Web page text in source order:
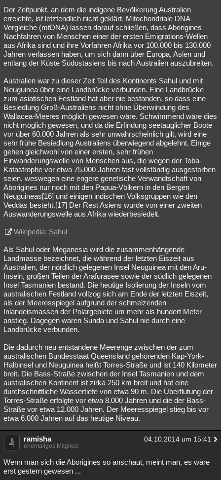
Der Zeitpunkt, an dem die indigene Bevölkerung Australien
erreichte, ist letztendlich nicht geklärt. Mitochondriale DNA-
Vergleiche (mtDNA) lassen darauf schließen, dass Aborigines
Nachfahren von Menschen einer der ersten Emigrations-Wellen
aus Afrika sind und ihre Vorfahren Afrika vor 100.000 bis 130.000
Jahren verlassen haben, um sich dann über Europa, Asien und
entlang der Küste Südostasiens bis nach Australien auszubreiten.
Australien war zu dieser Zeit Teil des Kontinents Sahul und mit
Neuguinea über eine Landbrücke verbunden. Eine Landbrücke
zum asiatischen Festland hat aber nie bestanden, so dass eine
Besiedlung Groß-Australiens nicht ohne Überwindung des
Wallacea-Meeres möglich gewesen wäre. Schwimmend wäre dies
nicht möglich gewesen, und da die Erfindung seetauglicher Boote
vor über 60.000 Jahren als sehr unwahrscheinlich gilt, wird eine
sehr frühe Besiedlung Australiens überwiegend abgelehnt. Einige
gehen gleichwohl von einer ersten, sehr frühen
Einwanderungswelle von Menschen aus, die wegen der Toba-
Katastrophe vor etwa 75.000 Jahren fast vollständig ausgestorben
seien, weswegen eine engere genetische Verwandtschaft von
Aborigines nur noch mit den Papua-Völkern in den Bergen
Neuguineas[16] und einigen indischen Volksgruppen wie den
Veddas besteht.[17] Der Rest Asiens wurde von einer zweiten
Auswanderungswelle aus Afrika wiederbesiedelt.
Wikipedia: Sahul
Als Sahul oder Meganesia wird die zusammenhängende
Landmasse bezeichnet, die während der letzten Eiszeit aus
Australien, der nördlich gelegenen Insel Neuguinea mit den Aru-
Inseln, großen Teilen der Arafurasee sowie der südlich gelegenen
Insel Tasmanien bestand. Die heutige Isolierung der Inseln vom
australischen Festland vollzog sich am Ende der letzten Eiszeit,
als der Meeresspiegel aufgrund der schmelzenden
Inlandeismassen der Polargebiete um mehr als hundert Meter
anstieg. Dagegen waren Sunda und Sahul nie durch eine
Landbrücke verbunden.
Die dadurch neu entstandene Meerenge zwischen der zum
australischen Bundesstaat Queensland gehörenden Kap-York-
Halbinsel und Neuguinea heißt Torres-Straße und ist 140 Kilometer
breit. Die Bass-Straße zwischen der Insel Tasmanien und dem
australischen Kontinent ist zirka 250 km breit und hat eine
durchschnittliche Wassertiefe von etwa 90 m. Die Überflutung der
Torres-Straße erfolgte vor etwa 8.000 Jahren und die der Bass-
Straße vor etwa 12.000 Jahren. Der Meeresspiegel stieg bis vor
etwa 6.000 Jahren auf das heutige Niveau.
ramisha 04.10.2014 um 15:41
ehemaliges Mitglied
Wenn man sich die Aborigines so anschaut, meint man, es wäre
erst gestern gewesen ...